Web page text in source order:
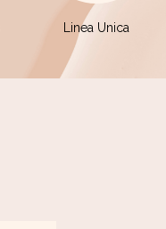
Linea Unica